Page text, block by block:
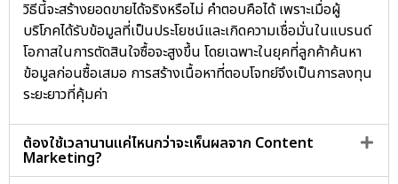
วิธีนี้จะสร้างยอดขายได้จริงหรือไม่ คำตอบคือได้ เพราะเมื่อผู้
บริโภคได้รับข้อมูลที่เป็นประโยชน์และเกิดความเชื่อมั่นในแบรนด์
โอกาสในการตัดสินใจซื้อจะสูงขึ้น โดยเฉพาะในยุคที่ลูกค้าค้นหา
ข้อมูลก่อนซื้อเสมอ การสร้างเนื้อหาที่ตอบโจทย์จึงเป็นการลงทุน
ระยะยาวที่คุ้มค่า
ต้องใช้เวลานานแค่ไหนกว่าจะเห็นผลจาก Content
Marketing?